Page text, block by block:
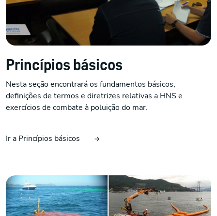
Princípios básicos
Nesta seção encontrará os fundamentos básicos,
definições de termos e diretrizes relativas a HNS e
exercícios de combate à poluição do mar.
Ir a Princípios básicos